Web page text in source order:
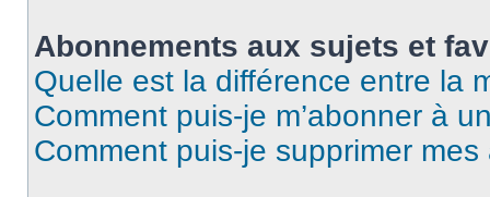
Abonnements aux sujets et
Quelle est la différence entre la
Comment puis-je m’abonner à
Comment puis-je supprimer